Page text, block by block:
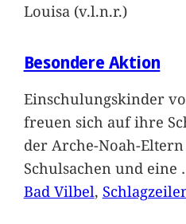
Louisa (v.l.n.r.)
Besondere Aktion
Einschulungskinder
freuen sich auf ihre
der Arche-Noah-
Schulsachen und eine
Bad Vilbel,